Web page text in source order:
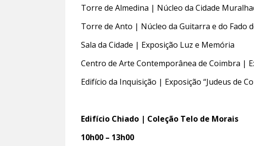
Torre de Almedina | Núcleo da Cidade
Torre de Anto | Núcleo da Guitarra e do Fado
Sala da Cidade | Exposição Luz e Memória
Centro de Arte Contemporânea de Coimbra |
Edifício da Inquisição | Exposição “Judeus de
Edifício Chiado | Coleção Telo de Morais
10h00 – 13h00